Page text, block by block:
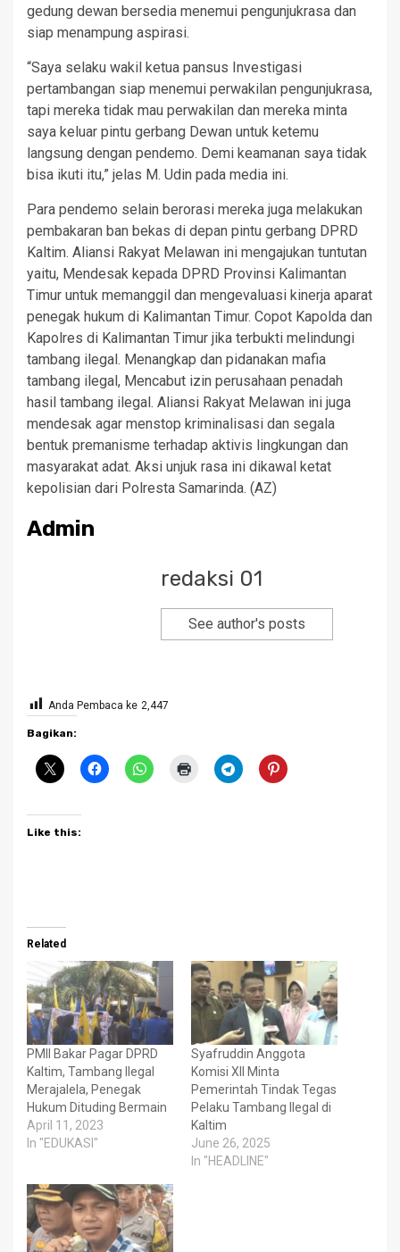
gedung dewan bersedia menemui pengunjukrasa dan
siap menampung aspirasi.
“Saya selaku wakil ketua pansus Investigasi
pertambangan siap menemui perwakilan pengunjukrasa,
tapi mereka tidak mau perwakilan dan mereka minta
saya keluar pintu gerbang Dewan untuk ketemu
langsung dengan pendemo. Demi keamanan saya tidak
bisa ikuti itu,” jelas M. Udin pada media ini.
Para pendemo selain berorasi mereka juga melakukan
pembakaran ban bekas di depan pintu gerbang DPRD
Kaltim. Aliansi Rakyat Melawan ini mengajukan tuntutan
yaitu, Mendesak kepada DPRD Provinsi Kalimantan
Timur untuk memanggil dan mengevaluasi kinerja aparat
penegak hukum di Kalimantan Timur. Copot Kapolda dan
Kapolres di Kalimantan Timur jika terbukti melindungi
tambang ilegal. Menangkap dan pidanakan mafia
tambang ilegal, Mencabut izin perusahaan penadah
hasil tambang ilegal. Aliansi Rakyat Melawan ini juga
mendesak agar menstop kriminalisasi dan segala
bentuk premanisme terhadap aktivis lingkungan dan
masyarakat adat. Aksi unjuk rasa ini dikawal ketat
kepolisian dari Polresta Samarinda. (AZ)
Admin
redaksi 01
See author's posts
Anda Pembaca ke 2,447
Bagikan:
Like this:
Related
PMII Bakar Pagar DPRD
Kaltim, Tambang Ilegal
Merajalela, Penegak
Hukum Dituding Bermain
April 11, 2023
In "EDUKASI"
Syafruddin Anggota
Komisi XII Minta
Pemerintah Tindak Tegas
Pelaku Tambang Ilegal di
Kaltim
June 26, 2025
In "HEADLINE"